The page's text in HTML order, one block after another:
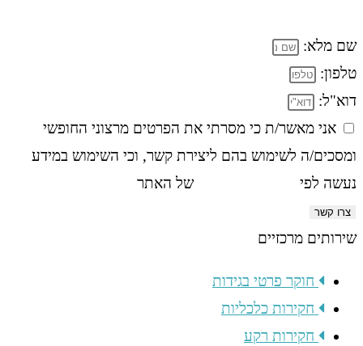
שם מלא:
טלפון:
דוא"ל:
אני מאשר/ת כי מסרתי את הפרטים מרצוני החופשי
ומסכים/ה לשימוש בהם ליצירת קשר, וכי השימוש במידע
נעשה לפי
של האתר
צרו קשר
שירותים מרכזיים
חוקר פרטי בגידות
חקירות כלכליות
חקירות רקע